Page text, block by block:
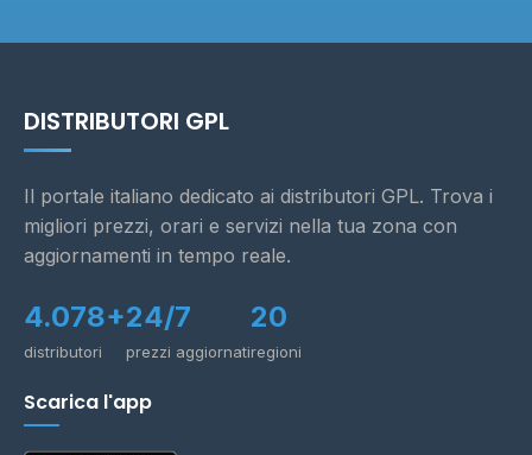
DISTRIBUTORI GPL
Il portale italiano dedicato ai distributori GPL. Trova i
migliori prezzi, orari e servizi nella tua zona con
aggiornamenti in tempo reale.
4.078+
distributori
24/7
prezzi aggiornati
20
regioni
Scarica l'app